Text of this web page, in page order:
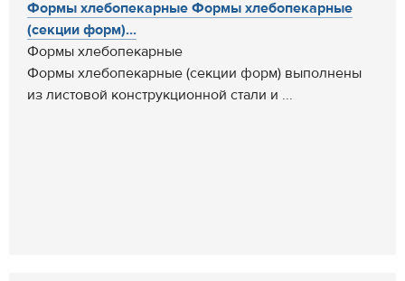
Формы хлебопекарные Формы хлебопекарные
(секции форм)...
Формы хлебопекарные
Формы хлебопекарные (секции форм) выполнены
из листовой конструкционной стали и ...